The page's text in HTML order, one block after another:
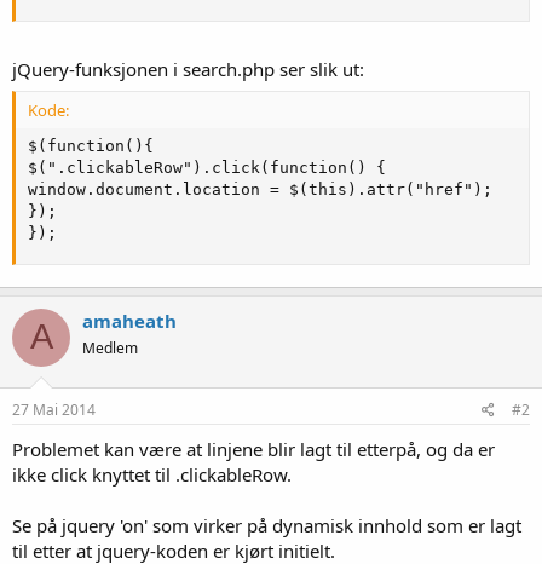
jQuery-funksjonen i search.php ser slik ut:
Kode:
$(function(){
$(".clickableRow").click(function() {
window.document.location = $(this).attr("href");
});
});
A amaheath
Medlem
27 Mai 2014 #2
Problemet kan være at linjene blir lagt til etterpå, og da er
ikke click knyttet til .clickableRow.
Se på jquery 'on' som virker på dynamisk innhold som er lagt
til etter at jquery-koden er kjørt initielt.